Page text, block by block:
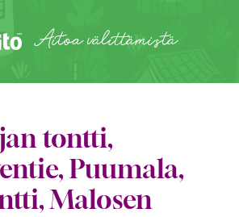
Aitoa välittämistä
tontti,
Puumala,
Malosen